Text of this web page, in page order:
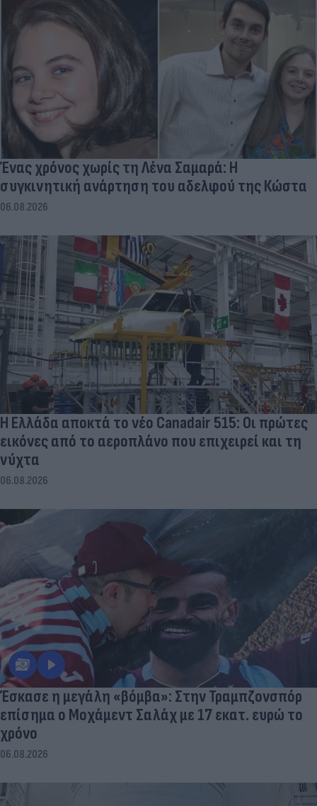
Ένας χρόνος χωρίς τη Λένα Σαμαρά: Η
συγκινητική ανάρτηση του αδελφού της Κώστα
06.08.2026
Η Ελλάδα αποκτά το νέο Canadair 515: Οι πρώτες
εικόνες από το αεροπλάνο που επιχειρεί και τη
νύχτα
06.08.2026
Έσκασε η μεγάλη «βόμβα»: Στην Τραμπζονσπόρ
επίσημα ο Μοχάμεντ Σαλάχ με 17 εκατ. ευρώ το
χρόνο
06.08.2026